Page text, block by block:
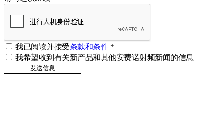
我已阅读并接受条款和条件 *
我希望收到有关新产品和其他安费诺射频新闻的信息